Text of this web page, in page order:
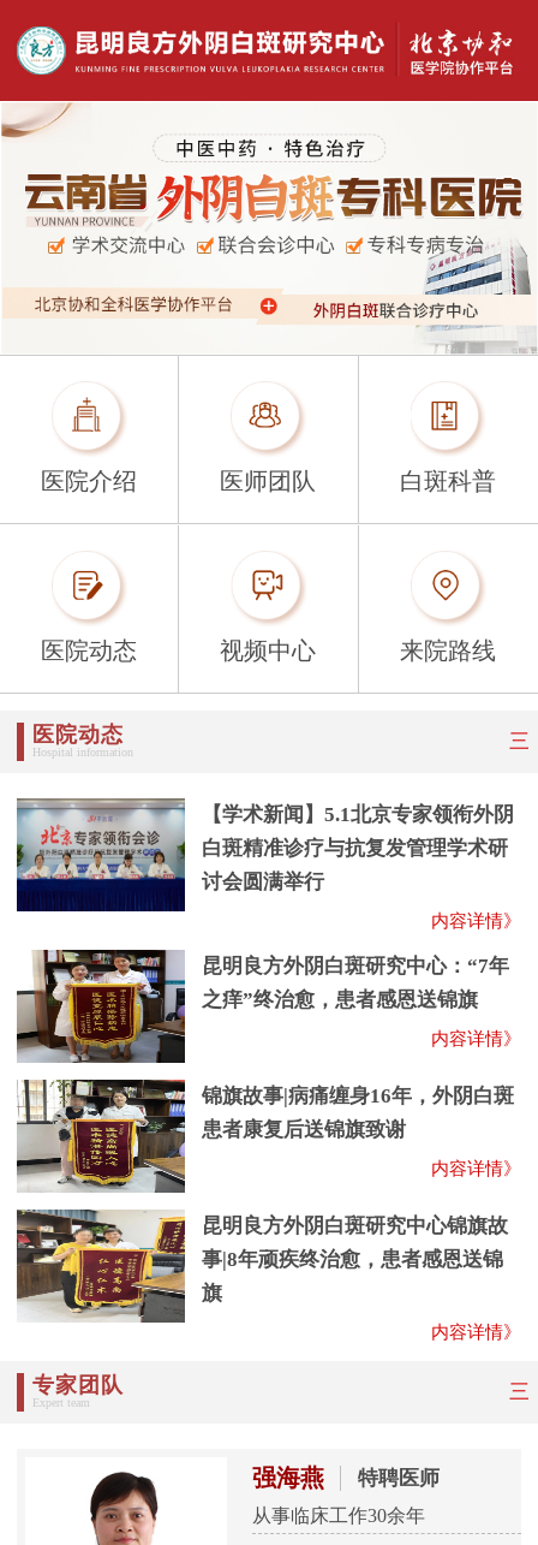
医院介绍 医师团队 白斑科普
医院动态 视频中心 来院路线
医院动态
Hospital information
三
【学术新闻】5.1北京专家领衔外阴
白斑精准诊疗与抗复发管理学术研
讨会圆满举行
内容详情》
昆明良方外阴白斑研究中心：“7年
之痒”终治愈，患者感恩送锦旗
内容详情》
锦旗故事|病痛缠身16年，外阴白斑
患者康复后送锦旗致谢
内容详情》
昆明良方外阴白斑研究中心锦旗故
事|8年顽疾终治愈，患者感恩送锦
旗
内容详情》
专家团队
Expert team
三
强海燕 特聘医师
从事临床工作30余年